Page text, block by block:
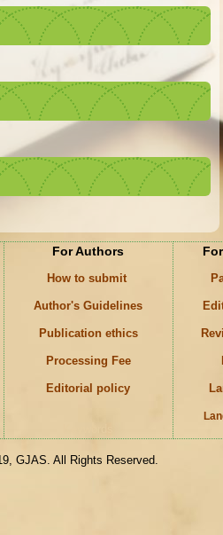
For Authors
How to submit
Author's Guidelines
Publication ethics
Processing Fee
Editorial policy
GJAS. All Rights Reserved.